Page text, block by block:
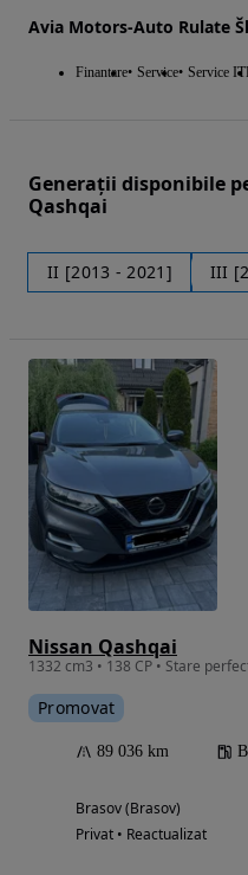
Avia Motors-Auto Rulate
Finantare Service Service
Generații disponibile
Qashqai
II [2013 - 2021] III
Nissan Qashqai
1332 cm3 • 138 CP • Stare
Promovat
89 036 km
Brasov (Brasov)
Privat • Reactualizat